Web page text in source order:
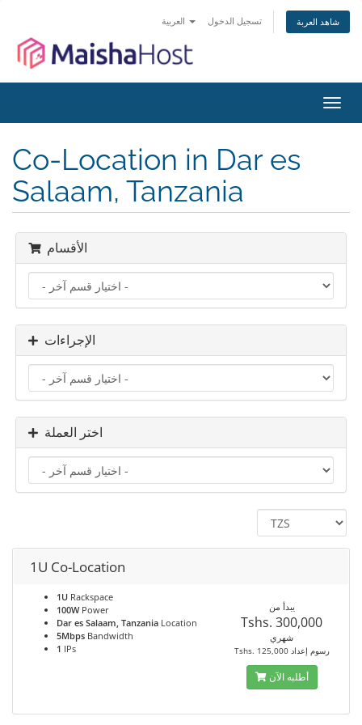
تسجيل الدخول شاهد العربة
تبديل
التنقل
Co-Location in Dar es
Salaam, Tanzania
الأقسام
الإجراءات
اختر العملة
1U Co-Location
1U Rackspace
100WPower
Dar es Salaam, Tanzania Location
5Mbps Bandwidth
1 IPs
يبدأ من
Tshs. 300,000
شهري
Tshs. 125,000 رسوم إعداد
أطلبه الآن